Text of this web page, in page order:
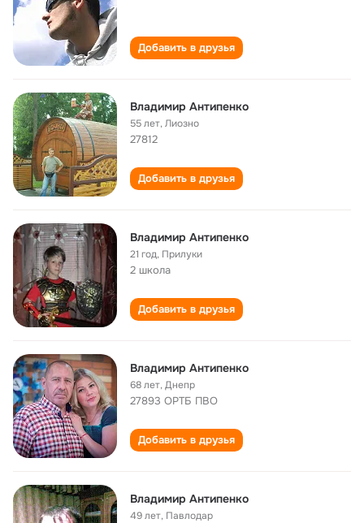
Добавить в друзья
Владимир Антипенко
55 лет,Лиозно
27812
Добавить в друзья
Владимир Антипенко
21 год, Прилуки
2 школа
Добавить в друзья
Владимир Антипенко
68 лет,Днепр
27893 ОРТБ ПВО
Добавить в друзья
Владимир Антипенко
49 лет, Павлодар